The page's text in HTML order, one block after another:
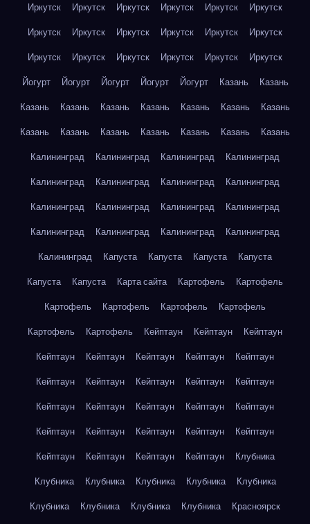
Иркутск
Иркутск Иркутск Иркутск Иркутск
Иркутск
Иркутск
Иркутск Иркутск Иркутск Иркутск
Иркутск
Иркутск
Иркутск Иркутск Иркутск Иркутск
Иркутск
Йогурт
Йогурт Йогурт Йогурт Йогурт Казань
Казань
Казань
Казань Казань Казань Казань Казань
Казань
Казань
Казань Казань Казань Казань Казань
Казань
Калининград
Калининград Калининград
Калининград
Калининград
Калининград Калининград
Калининград
Калининград
Калининград Калининград
Калининград
Калининград
Калининград Калининград
Калининград
Калининград
Капуста Капуста Капуста
Капуста
Капуста
Капуста Карта сайта Картофель
Картофель
Картофель
Картофель Картофель
Картофель
Картофель
Картофель Кейптаун Кейптаун
Кейптаун
Кейптаун
Кейптаун Кейптаун Кейптаун
Кейптаун
Кейптаун
Кейптаун Кейптаун Кейптаун
Кейптаун
Кейптаун
Кейптаун Кейптаун Кейптаун
Кейптаун
Кейптаун
Кейптаун Кейптаун Кейптаун
Кейптаун
Кейптаун
Кейптаун Кейптаун Кейптаун
Клубника
Клубника
Клубника Клубника Клубника
Клубника
Клубника
Клубника Клубника Клубника
Красноярск